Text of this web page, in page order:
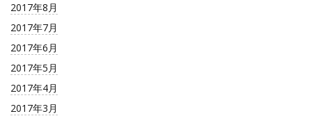
2017年8月
2017年7月
2017年6月
2017年5月
2017年4月
2017年3月